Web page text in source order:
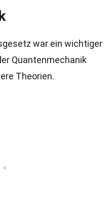
war ein wichtiger
Quantenmechanik
Theorien.